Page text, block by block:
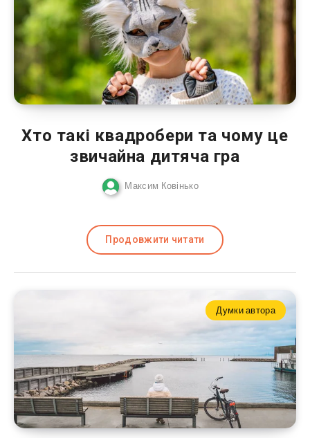
Хто такі квадробери та чому це
звичайна дитяча гра
Максим Ковінько
Продовжити читати
Думки автора